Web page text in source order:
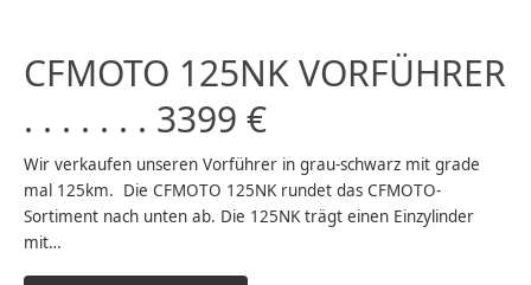
CFMOTO 125NK VORFÜHRER
. . . . . . . 3399 €
Wir verkaufen unseren Vorführer in grau-schwarz mit grade
mal 125km. Die CFMOTO 125NK rundet das CFMOTO-
Sortiment nach unten ab. Die 125NK trägt einen Einzylinder
mit…